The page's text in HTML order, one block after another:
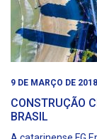
9 DE MARÇO DE 2018
CONSTRUÇÃO
BRASIL